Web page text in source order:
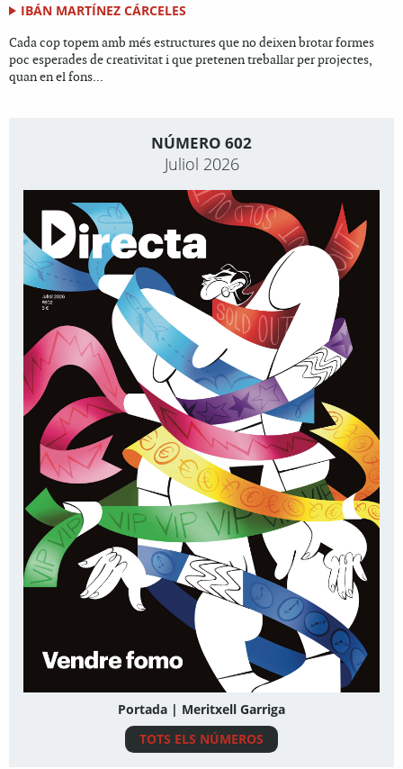
IBÁN MARTÍNEZ CÁRCELES
Cada cop topem amb més estructures que no deixen brotar formes
poc esperades de creativitat i que pretenen treballar per projectes,
quan en el fons...
NÚMERO 602
Juliol 2026
Portada | Meritxell Garriga
TOTS ELS NÚMEROS